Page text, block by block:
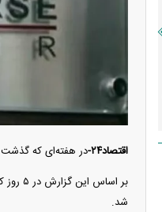
اقتصاد۲۴-
در هفته‌ای که گذشت شاهد ثبت معاملاتی به ارزش
شد.
پهپاد رهگیر یا موشک پدافند؛ قدرت
کدامیک بیشتر است؟